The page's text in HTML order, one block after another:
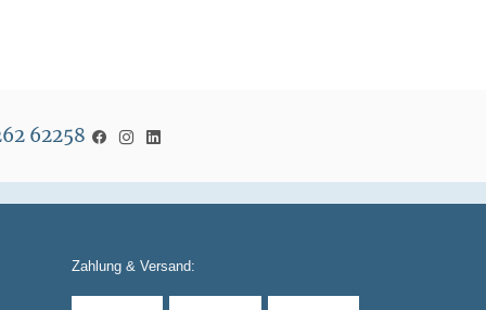
62258
Zahlung & Versand: